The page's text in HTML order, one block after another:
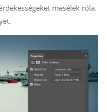
mesélek róla.